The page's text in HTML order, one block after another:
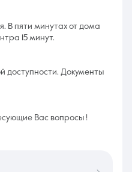
В пяти минутах от дома
15 минут.
доступности. Документы
Вас вопросы !